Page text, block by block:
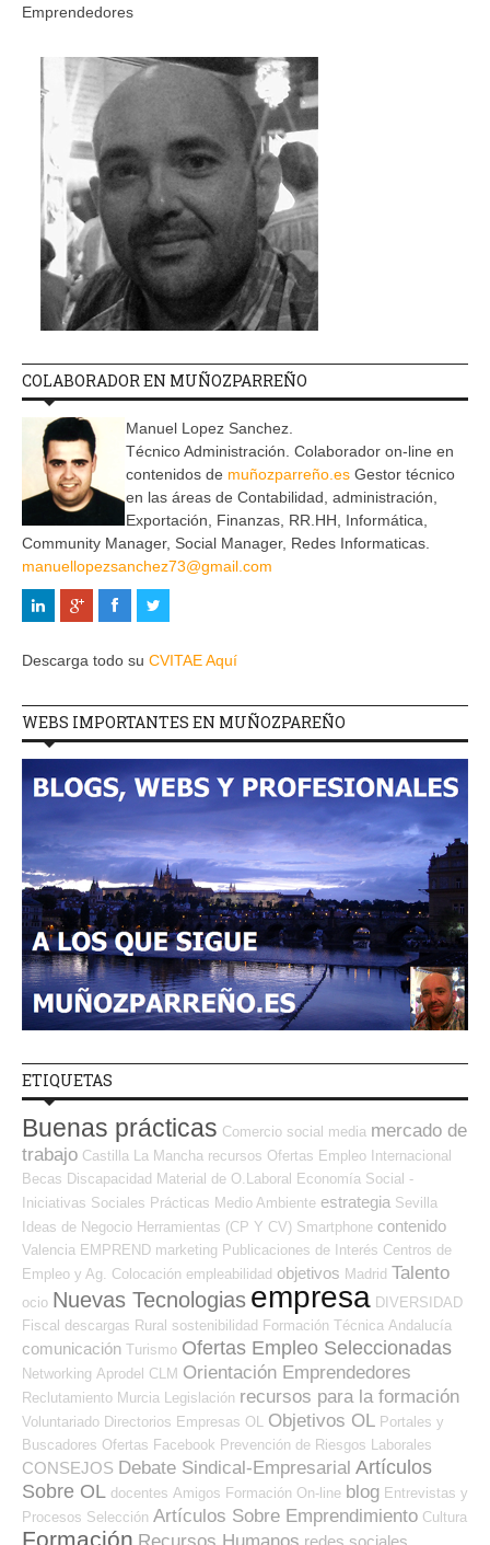
Emprendedores
COLABORADOR EN MUÑOZPARREÑO
Manuel Lopez Sanchez.
Técnico Administración. Colaborador on-line en
contenidos de muñozparreño.es Gestor técnico
en las áreas de Contabilidad, administración,
Exportación, Finanzas, RR.HH, Informática,
Community Manager, Social Manager, Redes Informaticas.
manuellopezsanchez73@gmail.com
Descarga todo su CVITAE Aquí
WEBS IMPORTANTES EN MUÑOZPAREÑO
ETIQUETAS
Buenas prácticas Comercio social media mercado de
trabajo Castilla La Mancha recursos Ofertas Empleo Internacional
Becas Discapacidad Material de O.Laboral
Economía Social -
Iniciativas Sociales Prácticas Medio Ambiente estrategia Sevilla
Ideas de Negocio Herramientas (CP Y CV) Smartphone contenido
Valencia EMPREND marketing Publicaciones de Interés Centros de
Empleo y Ag. Colocación empleabilidad objetivos Madrid Talento
ocio Nuevas Tecnologias empresa DIVERSIDAD
Fiscal descargas Rural sostenibilidad Formación Técnica Andalucía
comunicación Turismo Ofertas Empleo Seleccionadas
Networking Aprodel CLM Orientación Emprendedores
Reclutamiento Murcia Legislación recursos para la formación
Voluntariado Directorios Empresas OL Objetivos OL Portales y
Buscadores Ofertas Facebook Prevención de Riesgos Laborales
CONSEJOS Debate Sindical-Empresarial Artículos
Sobre OL docentes Amigos Formación On-line blog Entrevistas y
Procesos Selección Artículos Sobre Emprendimiento Cultura
Formación redes sociales